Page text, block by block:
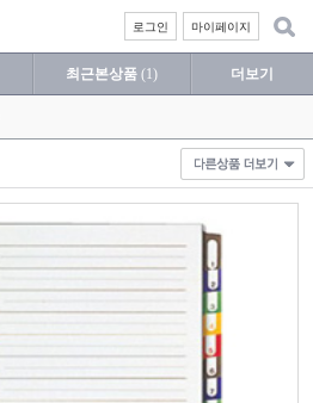
마이페이지
로그인
최근본상품 (1) 더보기